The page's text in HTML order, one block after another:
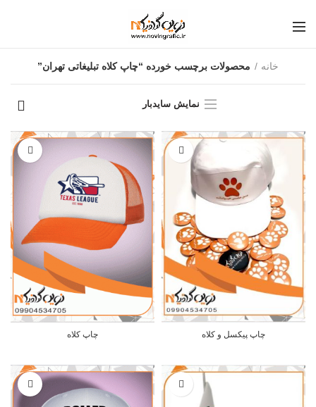
خانه محصولات برچسب خورده “چاپ کلاه تبلیغاتی تهران”
نمایش سایدبار
چاپ پیکسل و کلاه چاپ کلاه